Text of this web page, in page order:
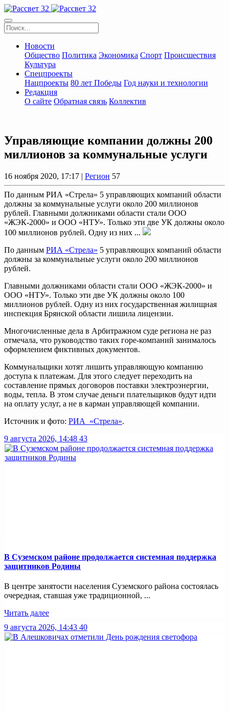
Новости
Общество Политика Экономика Спорт Происшествия
Культура
Спецпроекты
Нацпроекты 80 лет Победы Год науки и технологии
Редакция
О сайте Обратная связь Коллектив
Управляющие компании должны 200
миллионов за коммунальные услуги
16 ноября 2020, 17:17 | Регион 57
По данным РИА «Стрела» 5 управляющих компаний области
должны за коммунальные услуги около 200 миллионов
рублей. Главными должниками области стали ООО
«ЖЭК-2000» и ООО «НТУ». Только эти две УК должны около
100 миллионов рублей. Одну из них ...
По данным РИА «Стрела» 5 управляющих компаний области
должны за коммунальные услуги около 200 миллионов
рублей.
Главными должниками области стали ООО «ЖЭК-2000» и
ООО «НТУ». Только эти две УК должны около 100
миллионов рублей. Одну из них государственная жилищная
инспекция Брянской области лишила лицензии.
Многочисленные дела в Арбитражном суде региона не раз
отмечала, что руководство таких горе-компаний занималось
оформлением фиктивных документов.
Коммунальщики хотят лишить управляющую компанию
доступа к платежам. Для этого следует переходить на
составление прямых договоров поставки электроэнергии,
воды, тепла. В этом случае деньги плательщиков будут идти
на оплату услуг, а не в карман управляющей компании.
Источник и фото: РИА «Стрела».
9 августа 2026, 14:48 43
В Суземском районе продолжается системная поддержка
защитников Родины
В центре занятости населения Суземского района состоялась
очередная, ставшая уже традиционной, ...
Читать далее
9 августа 2026, 14:43 40